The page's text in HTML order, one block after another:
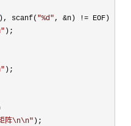
), scanf( "%d", &n) !=
"
"
阵\n\n"